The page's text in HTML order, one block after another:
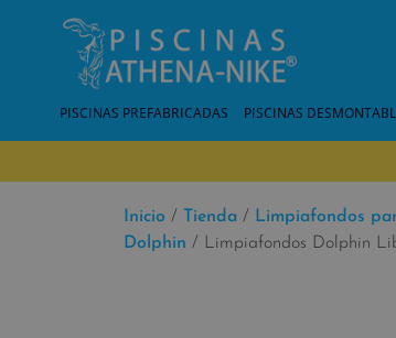
PISCINAS PREFABRICADAS PISCINAS
Inicio / Tienda / Limpiafondos
Dolphin / Limpiafondos Dolphin